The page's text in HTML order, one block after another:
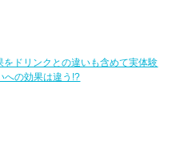
をドリンクとの違いも含めて実体験
への効果は違う!?